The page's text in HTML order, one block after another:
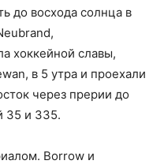
до восхода солнца в
хоккейной славы,
в 5 утра и проехали
через прерии до
35 и 335.
Borrow и